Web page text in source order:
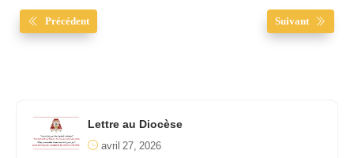
Précédent Suivant
Lettre au Diocèse
avril 27, 2026